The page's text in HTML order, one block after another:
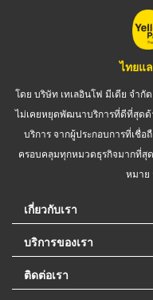
ไทยแ
โดย บริษัท เทเลอินโฟ มีเดีย จำกั
ไม่เคยหยุดพัฒนาบริการที่ดีที่สุดด้
บริการ จากผู้ประกอบการที่เชื่
ครอบคลุมทุกหมวดธุรกิจมากที่สุ
หมาย
เกี่ยวกับเรา
บริการของเรา
ติดต่อเรา